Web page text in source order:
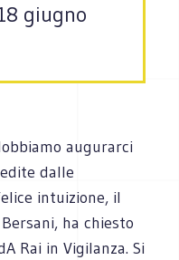
giugno
augurarci
dalle
intuizione, il
ha chiesto
Rai in Vigilanza. Si